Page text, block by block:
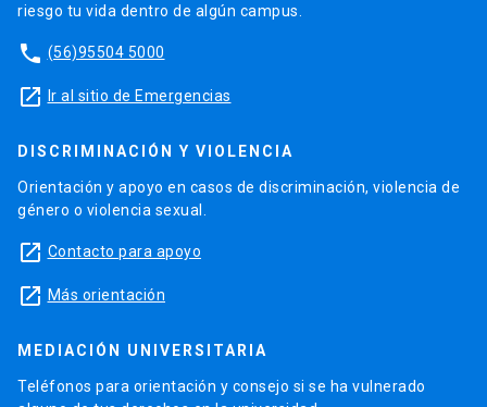
riesgo tu vida dentro de algún campus.
phone (56)95504 5000
launch Ir al sitio de Emergencias
DISCRIMINACIÓN Y VIOLENCIA
Orientación y apoyo en casos de discriminación, violencia de
género o violencia sexual.
launch Contacto para apoyo
launch Más orientación
MEDIACIÓN UNIVERSITARIA
Teléfonos para orientación y consejo si se ha vulnerado